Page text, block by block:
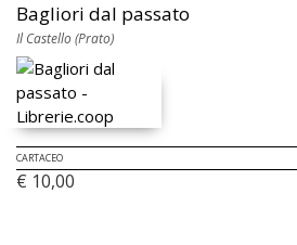
Bagliori dal passato
Il Castello (Prato)
CARTACEO
€ 10,00